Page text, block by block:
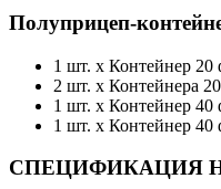
Полуприцеп-
1 шт. x Контейнер 20
2 шт. x Контейнера
1 шт. x Контейнер 40
1 шт. x Контейнер 40
СПЕЦИФИКАЦИЯ